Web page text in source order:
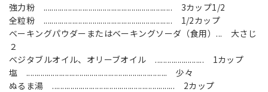
強力粉 ............................................................... 3カップ1/2
全粒粉 ............................................................... 1/2カップ
ベーキングパウダーまたはベーキングソーダ（食用）... 大さじ
２
ベジタブルオイル、オリーブオイル ........................ 1カップ
塩 ..................................................................... 少々
ぬるま湯 ............................................................ 2カップ